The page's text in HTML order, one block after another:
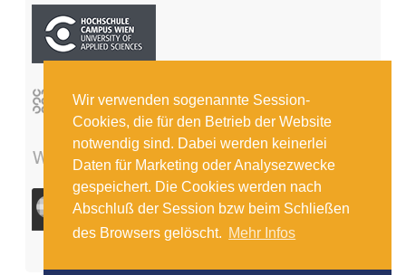
Wir verwenden sogenannte Session-
Cookies, die für den Betrieb der Website
notwendig sind. Dabei werden keinerlei
Daten für Marketing oder Analysezwecke
gespeichert. Die Cookies werden nach
Abschluß der Session bzw beim Schließen
des Browsers gelöscht. Mehr Infos